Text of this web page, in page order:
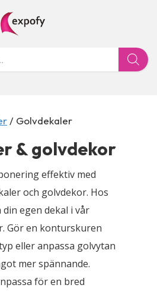
/ Golvdekaler
& golvdekor
effektiv med
och golvdekor. Hos
egen dekal i vår
Gör en konturskuren
eller anpassa golvytan
mer spännande.
för en bred